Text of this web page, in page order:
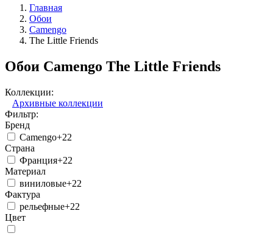
Главная
Обои
Camengo
The Little Friends
Обои Camengo The Little Friends
Коллекции:
Архивные коллекции
Фильтр:
Бренд
Camengo+22
Страна
Франция+22
Материал
виниловые+22
Фактура
рельефные+22
Цвет